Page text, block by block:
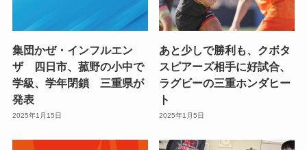
集団かぜ・インフルエン
ザ 四日市、菰野の小中で
学級、学年閉鎖 三重県が
発表
2025年1月15日
あと少しで勝利も、クボタ
スピアーズ相手に好試合、
ラグビーの三重ホンダヒー
ト
2025年1月5日